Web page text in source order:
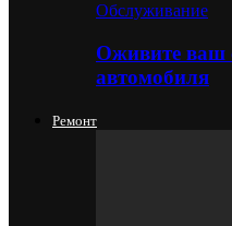
Обслуживание
Оживите ваш
автомобиля
Ремонт